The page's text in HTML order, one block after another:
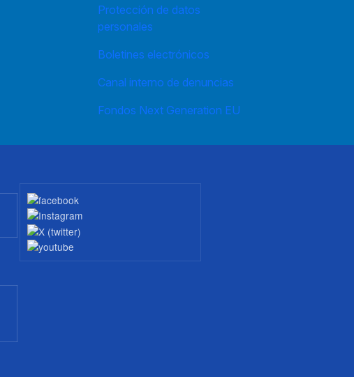
Protección de datos
personales
Boletines electrónicos
Canal interno de denuncias
Fondos Next Generation EU